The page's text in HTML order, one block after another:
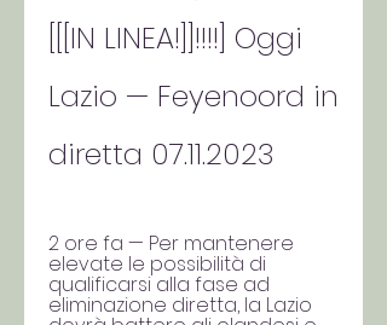
[[[IN LINEA!]]!!!!] Oggi
Lazio — Feyenoord in
diretta 07.11.2023
2 ore fa — Per mantenere
elevate le possibilità di
qualificarsi alla fase ad
eliminazione diretta, la Lazio